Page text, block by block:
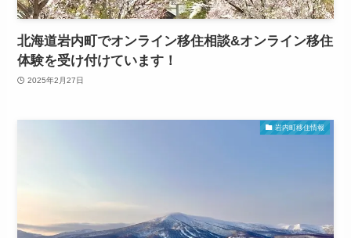
北海道岩内町でオンライン移住相談&オンライン移住
体験を受け付けています！
2025年2月27日
岩内町移住情報